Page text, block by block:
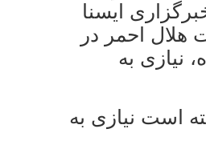
ایسنا
هلال احمر در
نیازی به
است نیازی به